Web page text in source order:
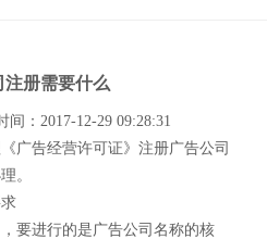
注册需要什么
：2017-12-29 09:28:31
告经营许可证》注册广告公司
。
进行的是广告公司名称的核